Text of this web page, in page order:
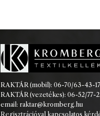
RAKTÁR (mobil): 06-70/63-43-
RAKTÁR (vezetékes): 06-52/77-
email: raktar@kromberg.hu
Regisztrációval kapcsolatos